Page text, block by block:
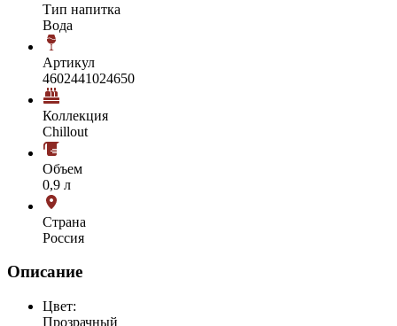
Тип напитка
Вода
Артикул
4602441024650
Коллекция
Chillout
Объем
0,9 л
Страна
Россия
Описание
Цвет:
Прозрачный